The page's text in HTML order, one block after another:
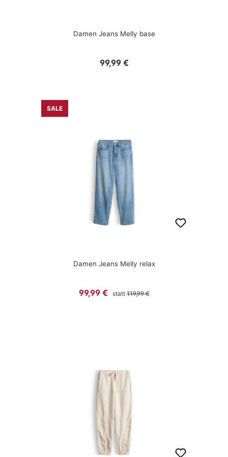
Damen Jeans Melly base
Regulärer Preis:
99,99 €
SALE
Damen Jeans Melly relax
Verkaufspreis:
99,99 € stattRegulärer Preis:
119,99 €